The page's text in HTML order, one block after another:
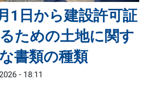
1日から建設許可証
ための土地に関す
書類の種類
- 18:11